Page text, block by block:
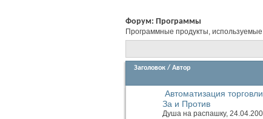
Форум: Программы
Программные продукты,
Заголовок / Автор
Автоматизация
За и Против
Душа на распашку,